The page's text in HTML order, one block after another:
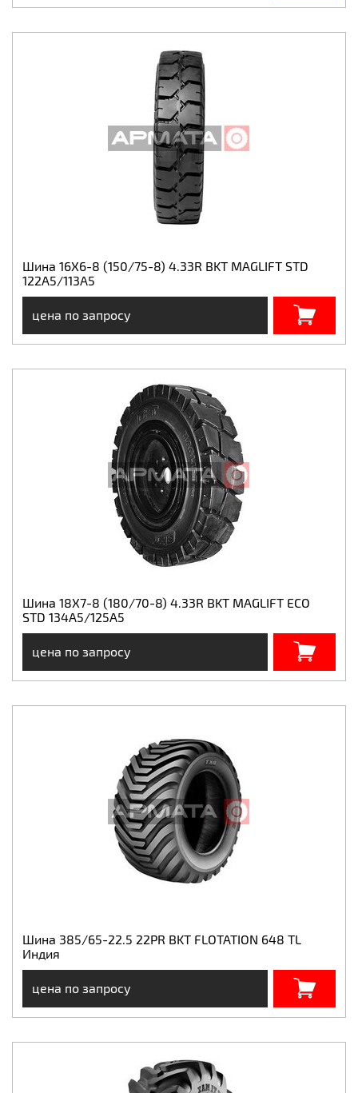
Шина 16X6-8 (150/75-8) 4.33R BKT MAGLIFT STD
122A5/113A5
цена по запросу
Шина 18X7-8 (180/70-8) 4.33R BKT MAGLIFT ECO
STD 134A5/125A5
цена по запросу
Шина 385/65-22.5 22PR BKT FLOTATION 648 TL
Индия
цена по запросу